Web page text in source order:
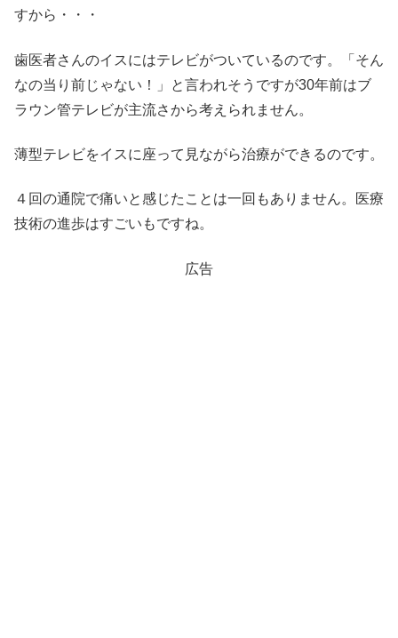
すから・・・
歯医者さんのイスにはテレビがついているのです。「そん
なの当り前じゃない！」と言われそうですが30年前はブ
ラウン管テレビが主流さから考えられません。
薄型テレビをイスに座って見ながら治療ができるのです。
４回の通院で痛いと感じたことは一回もありません。医療
技術の進歩はすごいもですね。
広告